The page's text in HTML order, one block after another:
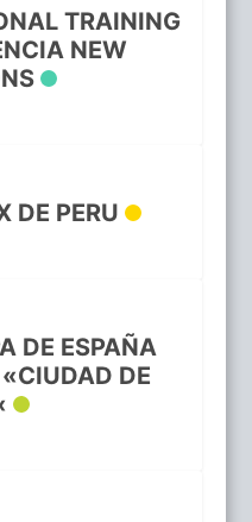
TRAINING
NEW
DE PERU
DE ESPAÑA
DE